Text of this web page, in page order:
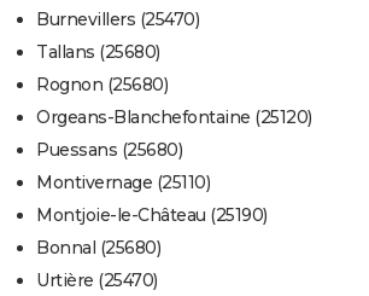
Burnevillers (25470)
Tallans (25680)
Rognon (25680)
Orgeans-Blanchefontaine (25120)
Puessans (25680)
Montivernage (25110)
Montjoie-le-Château (25190)
Bonnal (25680)
Urtière (25470)